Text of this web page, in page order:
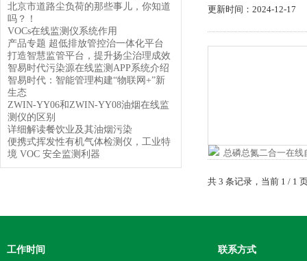
北京市道路尘负荷的那些事儿，你知道
吗？！
VOCs在线监测仪系统作用
产品专题 超低排放管控治一体化平台
打造智慧监管平台，提升扬尘治理成效
智易时代污染源在线监测APP系统介绍
智易时代：智能管理构建“物联网+”新
生态
ZWIN-YY06和ZWIN-YY08油烟在线监
测仪的区别
详细解读餐饮业及其油烟污染
便携式挥发性有机气体检测仪，工业特
境 VOC 安全监测利器
更新时间：2024-12-17
共 3 条记录，当前 1 / 1
工作时间 联系方式